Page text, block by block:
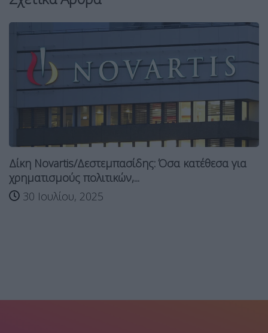
Δίκη Novartis/Δεστεμπασίδης: Όσα κατέθεσα για
χρηματισμούς πολιτικών,...
30 Ιουλίου, 2025